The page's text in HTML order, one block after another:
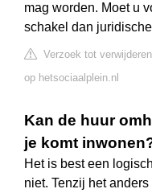
mag worden. Moet u
schakel dan
Verzoek tot
op hetsociaalplein.nl
Kan de huur
je komt
Het is best een
niet. Tenzij het